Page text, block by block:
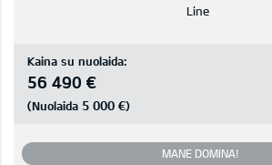
Line
Kaina su nuolaida:
56 490 €
(Nuolaida 5 000 €)
MANE DOMINA!